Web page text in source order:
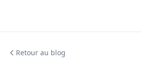
Retour au blog